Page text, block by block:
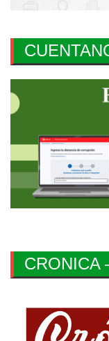
CRONICA